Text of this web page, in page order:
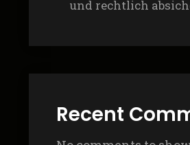
und rechtlich
Recent